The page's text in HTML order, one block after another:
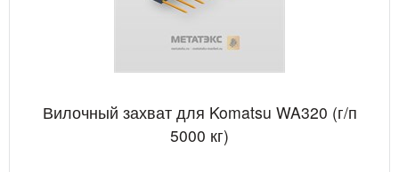
Вилочный захват для Komatsu WA320 (г/п
5000 кг)